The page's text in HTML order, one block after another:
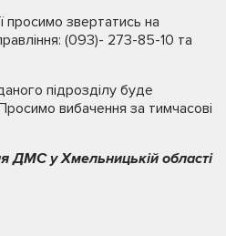
просимо звертатись на
(093)- 273-85-10 та
підрозділу буде
вибачення за тимчасові
ДМС у Хмельницькій області